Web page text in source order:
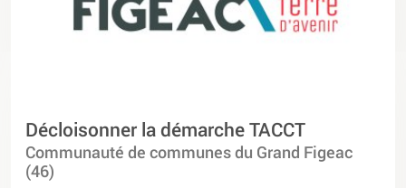
Décloisonner la démarche TACCT
Communauté de communes du Grand Figeac
(46)